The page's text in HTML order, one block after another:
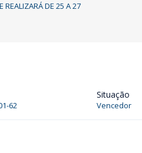
REALIZARÁ DE 25 A 27
62
Situação
Vencedor